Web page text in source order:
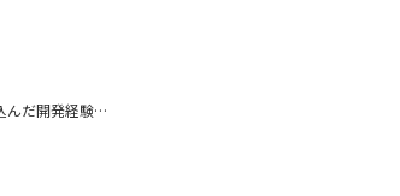
マを発掘します。
んだ開発経験